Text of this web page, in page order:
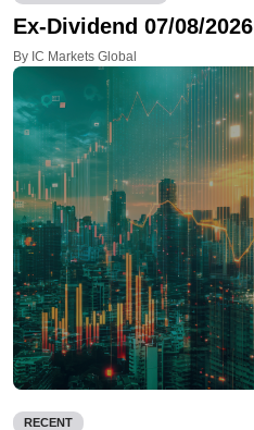
Ex-Dividend 07/08/2026
By IC Markets Global
RECENT